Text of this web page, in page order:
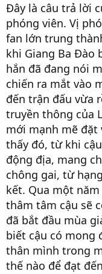
Đây là câu trả lời
phóng viên. Vị
fan lớn trung
khi Giang Ba Đào
hắn đã đang nói
chiến ra mắt vào
đến trận đấu vừa
truyền thông của
mới mạnh mẽ đặt
thấy đó, từ khi
động địa, mang
chông gai, từ
kết. Qua một
thâm tâm cậu sẽ
đã bắt đầu mùa
biết cậu có mong
thân mình trong
thế nào để đạt